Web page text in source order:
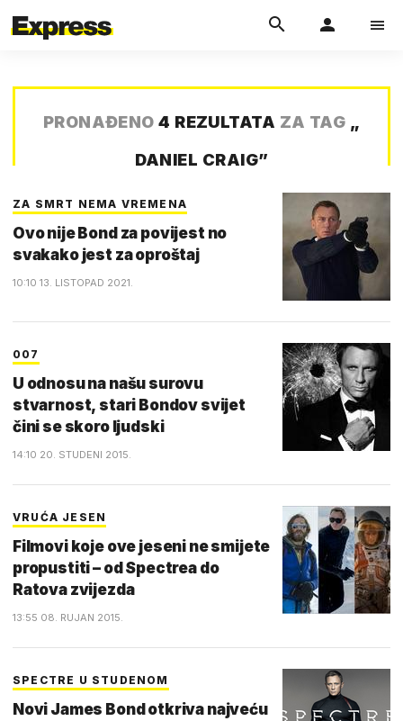
PRONAĐENO 4 REZULTATA ZA TAG „
DANIEL CRAIG”
ZA SMRT NEMA VREMENA
Ovo nije Bond za povijest no
svakako jest za oproštaj
10:10 13. LISTOPAD 2021.
007
U odnosu na našu surovu
stvarnost, stari Bondov svijet
čini se skoro ljudski
14:10 20. STUDENI 2015.
VRUĆA JESEN
Filmovi koje ove jeseni ne smijete
propustiti – od Spectrea do
Ratova zvijezda
13:55 08. RUJAN 2015.
SPECTRE U STUDENOM
Novi James Bond otkriva najveću